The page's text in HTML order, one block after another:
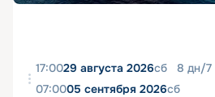
17:0029 августа 2026сб 8 дн/7
07:0005 сентября 2026сб